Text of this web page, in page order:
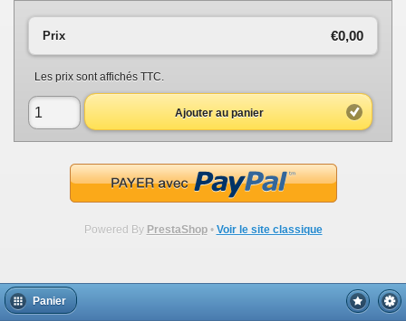
€0,00
Prix
Les prix sont affichés TTC.
Ajouter au panier
Powered By PrestaShop• Voir le site classique
Panier